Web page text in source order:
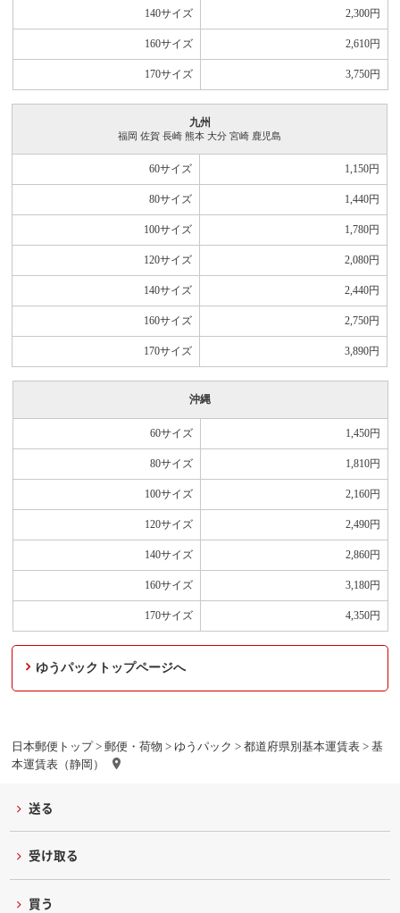
日本郵便トップ> 郵便・荷物 > ゆうパック > 都道府県別基本運賃表> 基
本運賃表（静岡）
140サイズ 2,300円
160サイズ 2,610円
170サイズ 3,750円
九州
福岡 佐賀 長崎 熊本 大分 宮崎 鹿児島
60サイズ 1,150円
80サイズ 1,440円
100サイズ 1,780円
120サイズ 2,080円
140サイズ 2,440円
160サイズ 2,750円
170サイズ 3,890円
沖縄
60サイズ 1,450円
80サイズ 1,810円
100サイズ 2,160円
120サイズ 2,490円
140サイズ 2,860円
160サイズ 3,180円
170サイズ 4,350円
ゆうパックトップページへ
送る
受け取る
買う